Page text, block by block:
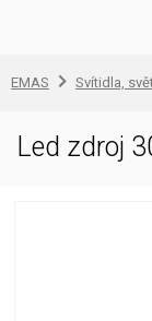
EMAS Svítidla,
Led zdroj